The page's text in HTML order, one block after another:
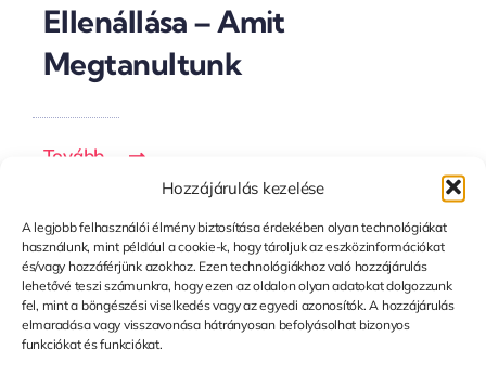
Hozzájárulás kezelése
A legjobb felhasználói élmény biztosítása érdekében olyan technológiákat
használunk, mint például a cookie-k, hogy tároljuk az eszközinformációkat
és/vagy hozzáférjünk azokhoz. Ezen technológiákhoz való hozzájárulás
lehetővé teszi számunkra, hogy ezen az oldalon olyan adatokat dolgozzunk
fel, mint a böngészési viselkedés vagy az egyedi azonosítók. A hozzájárulás
elmaradása vagy visszavonása hátrányosan befolyásolhat bizonyos
funkciókat és funkciókat.
Ellenállása – Amit
Megtanultunk
Tovább...